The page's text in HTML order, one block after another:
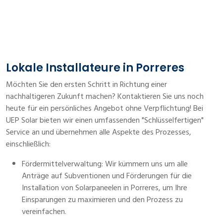
Lokale Installateure in Porreres
Möchten Sie den ersten Schritt in Richtung einer
nachhaltigeren Zukunft machen? Kontaktieren Sie uns noch
heute für ein persönliches Angebot ohne Verpflichtung! Bei
UEP Solar bieten wir einen umfassenden "Schlüsselfertigen"
Service an und übernehmen alle Aspekte des Prozesses,
einschließlich:
Fördermittelverwaltung: Wir kümmern uns um alle
Anträge auf Subventionen und Förderungen für die
Installation von Solarpaneelen in Porreres, um Ihre
Einsparungen zu maximieren und den Prozess zu
vereinfachen.